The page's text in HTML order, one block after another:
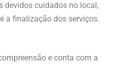
devidos cuidados no local,
a finalização dos serviços.
e conta com a